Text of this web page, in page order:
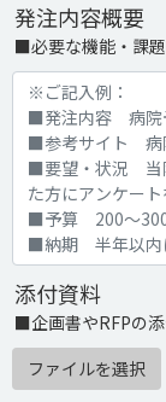
発注内容概要
■必要な機能・課
添付資料
■企画書やRFPの
ファイルを選択